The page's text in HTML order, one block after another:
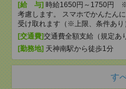
[給 与] 時給1650円～1750円
考慮します。 スマホでかんたん
受け取れます（※上限、条件あり
[交通費]交通費全額支給（規定あ
[勤務地] 天神南駅から徒歩1分
す